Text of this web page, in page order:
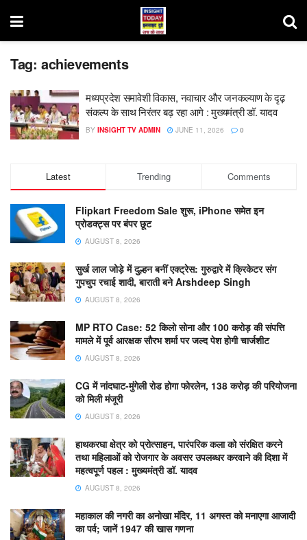
Tag: achievements
मध्यप्रदेश समावेशी विकास, नवाचार और जनकल्याण के दृढ़
संकल्प के साथ निरंतर बढ़ रहा आगे : मुख्यमंत्री डॉ. यादव
BY INSIGHT TV ADMIN JUNE 11, 2026 0
Latest Trending Comments
Flipkart Freedom Sale शुरू, iPhone समेत इन
प्रोडक्ट्स पर बंपर छूट
AUGUST 8, 2026
सुर्ख लाल जोड़े में दुल्हन बनीं एक्ट्रेस: गुरुद्वारे में क्रिकेटर संग
गुपचुप रचाई शादी, बाराती बने Arshdeep Singh
AUGUST 8, 2026
MP RTO Case: 52 किलो सोना और 100 करोड़ की संपत्ति
मामले में पूर्व आरक्षक सौरभ शर्मा पर जल्द पेश होगी चार्जशीट
AUGUST 8, 2026
CG में नांदघाट-मुंगेली रोड होगा फोरलेन, 138 करोड़ की परियोजना
को मिली मंजूरी
AUGUST 8, 2026
हाथकरघा क्षेत्र को प्रोत्साहन, पारंपरिक कला को संरक्षित करने
तथा महिलाओं को रोजगार के अवसर उपलब्धर करवाने की दिशा में
महत्वपूर्ण पहल : मुख्यमंत्री डॉ. यादव
AUGUST 8, 2026
महाकाल की नगरी का अनोखा मंदिर, 11 अगस्त को मनाएगा आजादी
का पर्व; जानें 1947 की खास गणना